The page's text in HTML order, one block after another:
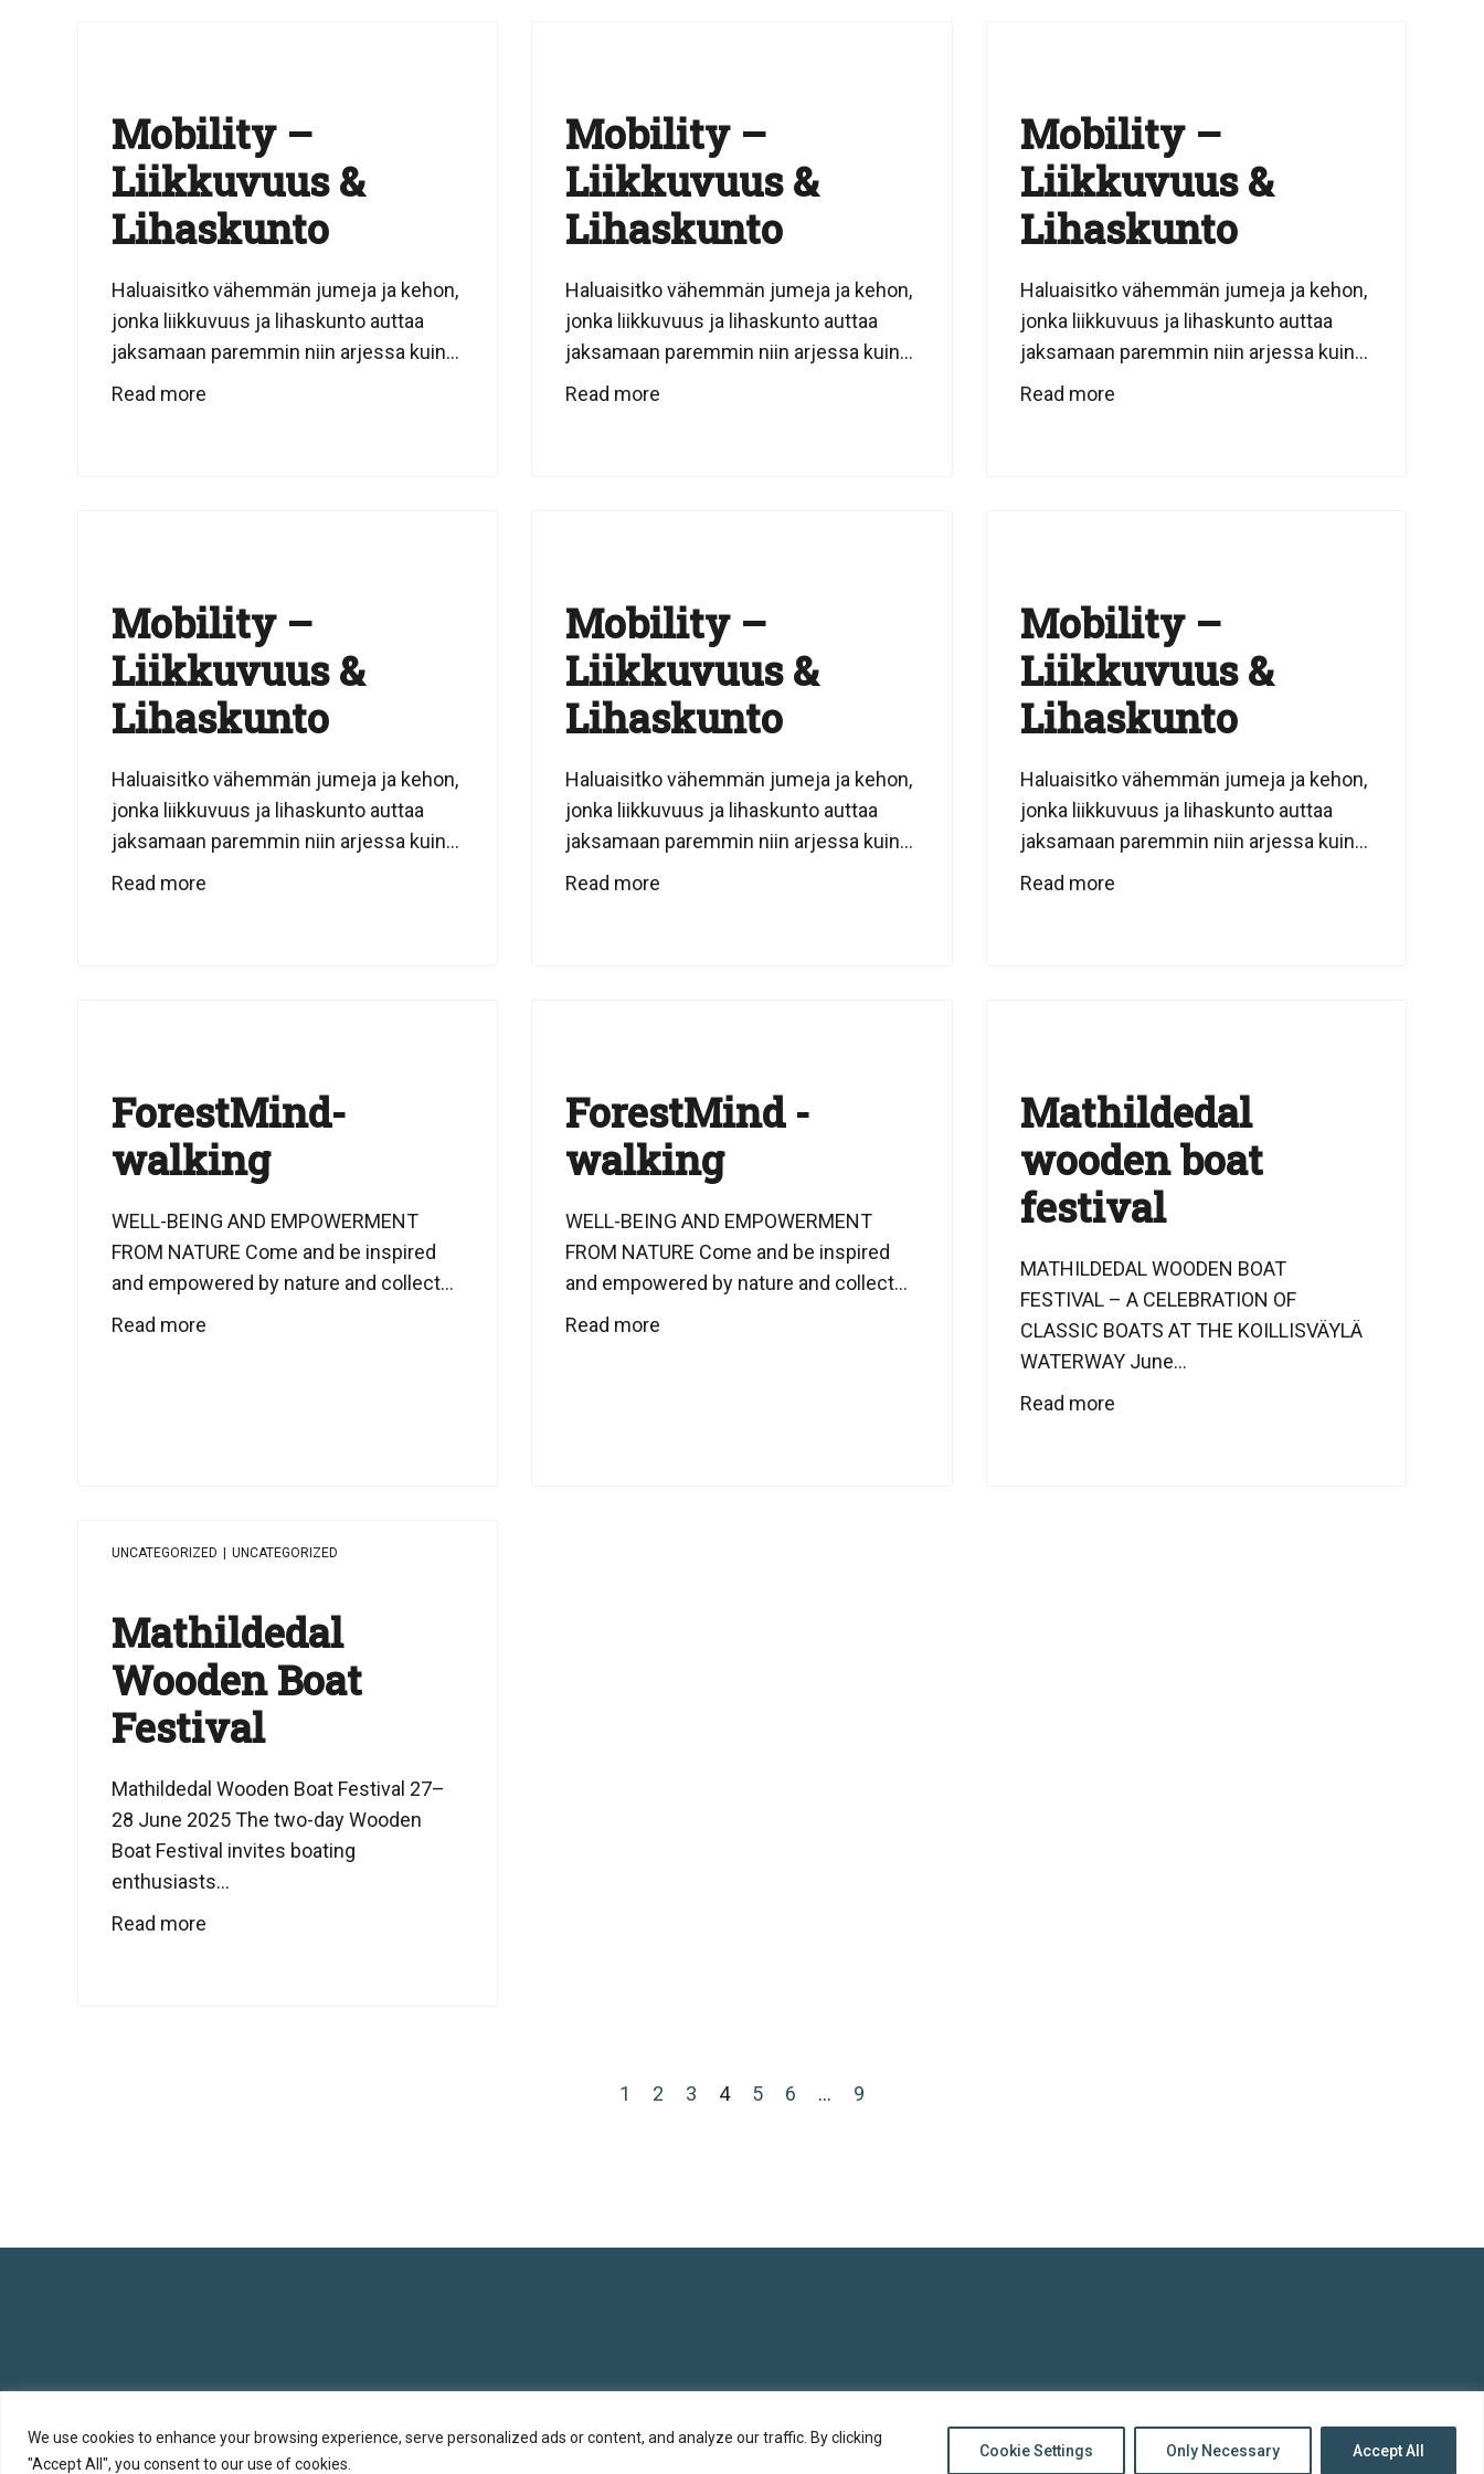
We use cookies to enhance your browsing experience, serve personalized ads or content, and analyze our traffic. By clicking
"Accept All", you consent to our use of cookies.
Cookie Settings Only Necessary Accept All
Mobility –
Liikkuvuus &
Lihaskunto
Haluaisitko vähemmän jumeja ja kehon,
jonka liikkuvuus ja lihaskunto auttaa
jaksamaan paremmin niin arjessa kuin...
Read more
Mobility –
Liikkuvuus &
Lihaskunto
Haluaisitko vähemmän jumeja ja kehon,
jonka liikkuvuus ja lihaskunto auttaa
jaksamaan paremmin niin arjessa kuin...
Read more
Mobility –
Liikkuvuus &
Lihaskunto
Haluaisitko vähemmän jumeja ja kehon,
jonka liikkuvuus ja lihaskunto auttaa
jaksamaan paremmin niin arjessa kuin...
Read more
Mobility –
Liikkuvuus &
Lihaskunto
Haluaisitko vähemmän jumeja ja kehon,
jonka liikkuvuus ja lihaskunto auttaa
jaksamaan paremmin niin arjessa kuin...
Read more
Mobility –
Liikkuvuus &
Lihaskunto
Haluaisitko vähemmän jumeja ja kehon,
jonka liikkuvuus ja lihaskunto auttaa
jaksamaan paremmin niin arjessa kuin...
Read more
Mobility –
Liikkuvuus &
Lihaskunto
Haluaisitko vähemmän jumeja ja kehon,
jonka liikkuvuus ja lihaskunto auttaa
jaksamaan paremmin niin arjessa kuin...
Read more
ForestMind-
walking
WELL-BEING AND EMPOWERMENT
FROM NATURE Come and be inspired
and empowered by nature and collect...
Read more
ForestMind -
walking
WELL-BEING AND EMPOWERMENT
FROM NATURE Come and be inspired
and empowered by nature and collect...
Read more
Mathildedal
wooden boat
festival
MATHILDEDAL WOODEN BOAT
FESTIVAL – A CELEBRATION OF
CLASSIC BOATS AT THE KOILLISVÄYLÄ
WATERWAY June...
Read more
Mathildedal
Wooden Boat
Festival
Mathildedal Wooden Boat Festival 27–
28 June 2025 The two-day Wooden
Boat Festival invites boating
enthusiasts...
Read more
UNCATEGORIZED UNCATEGORIZED
1 2 3 4 5 6 … 9
Back
top